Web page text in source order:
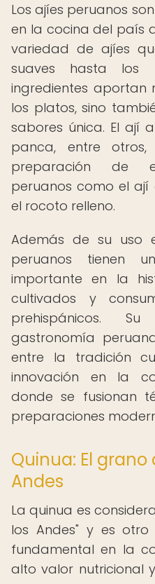
Los ajíes peruanos
en la cocina del país
variedad de ajíes
suaves hasta los
ingredientes
los platos, sino
sabores única. El ají
panca, entre
preparación de
peruanos como el ají
el rocoto relleno.
Además de su uso
peruanos tienen
importante en la
cultivados y
prehispánicos.
gastronomía
entre la tradición
innovación en la
donde se fusionan
preparaciones
Quinua: El grano
Andes
La quinua es
los Andes" y es otro
fundamental en la
alto valor nutricional